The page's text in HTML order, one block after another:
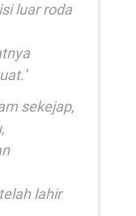
luar roda
sekejap,
lahir